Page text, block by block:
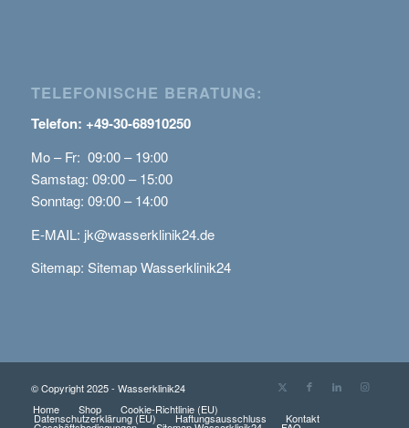
TELEFONISCHE BERATUNG:
Telefon: +49-30-68910250
Mo – Fr: 09:00 – 19:00
Samstag: 09:00 – 15:00
Sonntag: 09:00 – 14:00
E-MAIL: jk@wasserklinik24.de
Sitemap: Sitemap Wasserklinik24
© Copyright 2025 - Wasserklinik24
Home
Shop Cookie-Richtlinie (EU)
Datenschutzerklärung (EU) Haftungsausschluss Kontakt